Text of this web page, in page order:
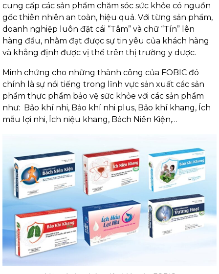
cung cấp các sản phẩm chăm sóc sức khỏe có nguồn
gốc thiên nhiên an toàn, hiệu quả. Với từng sản phẩm,
doanh nghiệp luôn đặt cái “Tâm” và chữ “Tín” lên
hàng đầu, nhằm đạt được sự tin yêu của khách hàng
và khẳng định được vị thế trên thị trường y dược.
Minh chứng cho những thành công của FOBIC đó
chính là sự nổi tiếng trong lĩnh vực sản xuất các sản
phẩm thực phẩm bảo vệ sức khỏe với các sản phẩm
như: Bảo khí nhi, Bảo khí nhi plus, Bảo khí khang, Ích
mẫu lợi nhi, Ích niệu khang, Bách Niên Kiện,…